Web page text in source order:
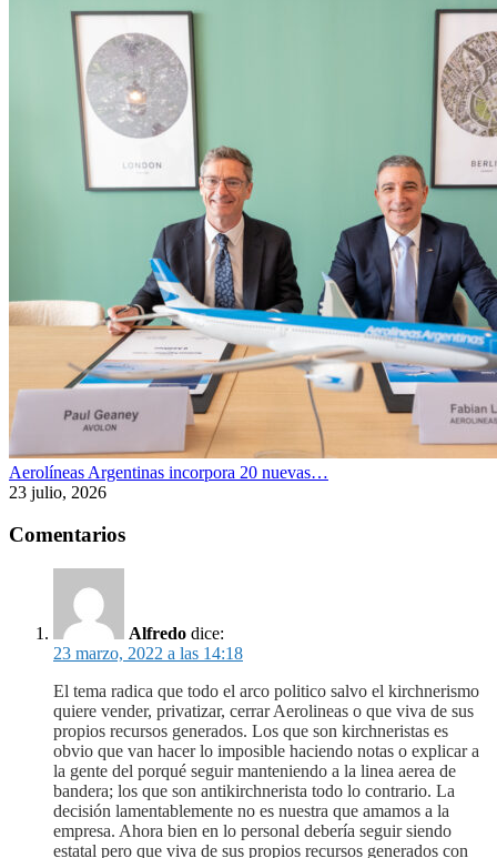
Aerolíneas Argentinas incorpora 20 nuevas…
23 julio, 2026
Comentarios
Alfredo dice:
23 marzo, 2022 a las 14:18
El tema radica que todo el arco politico salvo el kirchnerismo
quiere vender, privatizar, cerrar Aerolineas o que viva de sus
propios recursos generados. Los que son kirchneristas es
obvio que van hacer lo imposible haciendo notas o explicar a
la gente del porqué seguir manteniendo a la linea aerea de
bandera; los que son antikirchnerista todo lo contrario. La
decisión lamentablemente no es nuestra que amamos a la
empresa. Ahora bien en lo personal debería seguir siendo
estatal pero que viva de sus propios recursos generados con